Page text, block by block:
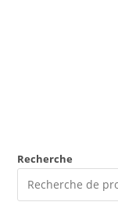
Recherche